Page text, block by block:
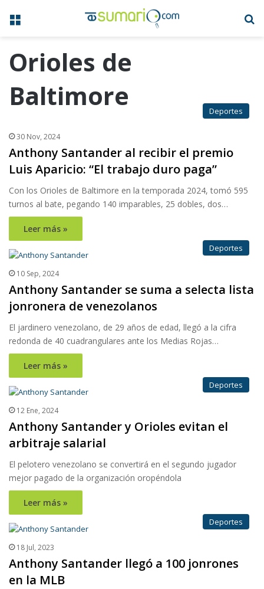
Menú
Orioles de
Baltimore
Deportes
30 Nov, 2024
Anthony Santander al recibir el premio
Luis Aparicio: “El trabajo duro paga”
Con los Orioles de Baltimore en la temporada 2024, tomó 595
turnos al bate, pegando 140 imparables, 25 dobles, dos…
Leer más »
Deportes
10 Sep, 2024
Anthony Santander se suma a selecta lista
jonronera de venezolanos
El jardinero venezolano, de 29 años de edad, llegó a la cifra
redonda de 40 cuadrangulares ante los Medias Rojas…
Leer más »
Deportes
12 Ene, 2024
Anthony Santander y Orioles evitan el
arbitraje salarial
El pelotero venezolano se convertirá en el segundo jugador
mejor pagado de la organización oropéndola
Leer más »
Deportes
18 Jul, 2023
Anthony Santander llegó a 100 jonrones
en la MLB